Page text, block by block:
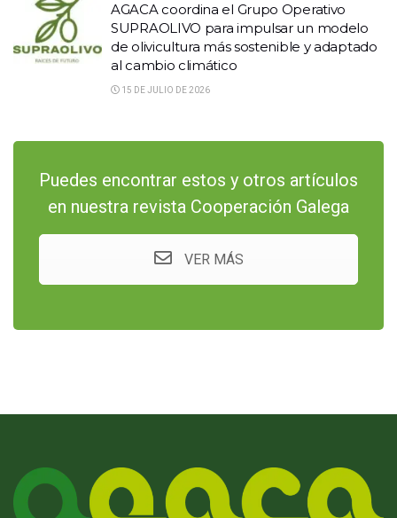
AGACA coordina el Grupo Operativo
SUPRAOLIVO para impulsar un modelo
de olivicultura más sostenible y adaptado
al cambio climático
15 DE JULIO DE 2026
Puedes encontrar estos y otros artículos
en nuestra revista Cooperación Galega
VER MÁS